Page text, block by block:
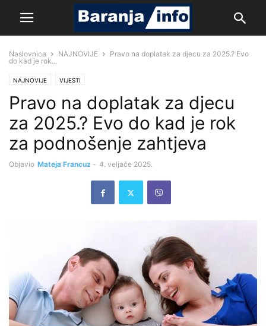
Naslovnica NAJNOVIJE
Pravo na doplatak za djecu za 2025.? Evo
do kad je rok...
NAJNOVIJE VIJESTI
Pravo na doplatak za djecu
za 2025.? Evo do kad je rok
za podnošenje zahtjeva
Objavio Mateja Francuz - 4. veljače 2025.